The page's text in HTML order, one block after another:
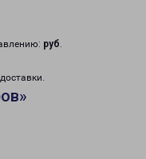
руб.